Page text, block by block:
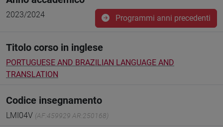
2023/2024 Programmi anni precedenti
Titolo corso in inglese
PORTUGUESE AND BRAZILIAN LANGUAGE AND
TRANSLATION
Codice insegnamento
LMI04V (AF:459929 AR:250168)